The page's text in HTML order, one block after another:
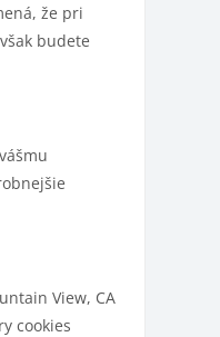
že pri
budete
View, CA
cookies